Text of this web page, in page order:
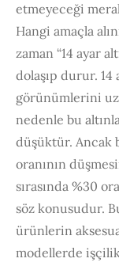
etmeyeceği
Hangi amaçla
zaman “14 ayar
dolaşıp durur. 14
görünümlerini
nedenle bu
düşüktür. Ancak
oranının
sırasında %30
söz konusudur.
ürünlerin
modellerde işçilik